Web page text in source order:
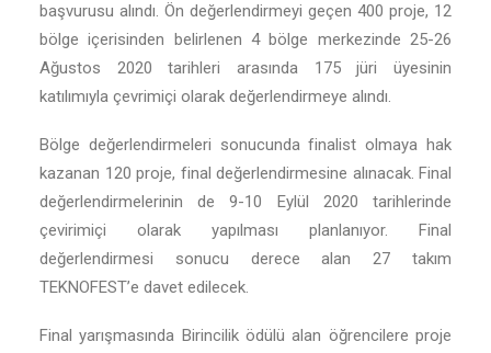
başvurusu alındı. Ön değerlendirmeyi geçen 400 proje, 12
bölge içerisinden belirlenen 4 bölge merkezinde 25-26
Ağustos 2020 tarihleri arasında 175 jüri üyesinin
katılımıyla çevrimiçi olarak değerlendirmeye alındı.
Bölge değerlendirmeleri sonucunda finalist olmaya hak
kazanan 120 proje, final değerlendirmesine alınacak. Final
değerlendirmelerinin de 9-10 Eylül 2020 tarihlerinde
çevirimiçi olarak yapılması planlanıyor. Final
değerlendirmesi sonucu derece alan 27 takım
TEKNOFEST’e davet edilecek.
Final yarışmasında Birincilik ödülü alan öğrencilere proje